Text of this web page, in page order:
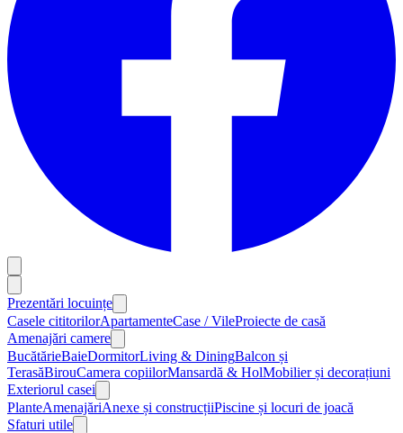
Prezentări locuințe
Casele cititorilorApartamenteCase / VileProiecte de casă
Amenajări camere
BucătărieBaieDormitorLiving & DiningBalcon și
TerasăBirouCamera copiilorMansardă & HolMobilier și decorațiuni
Exteriorul casei
PlanteAmenajăriAnexe și construcțiiPiscine și locuri de joacă
Sfaturi utile